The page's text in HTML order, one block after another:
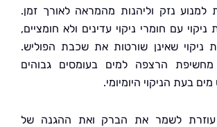
וליהנות מהמראה לאורך זמן.
ניקוי עדינים ולא חומציים,
שאינן שורטות את שכבת הפוליש.
הרצפה למים בעומסים גבוהים
היומיומי.
את הברק ואת ההגנה של